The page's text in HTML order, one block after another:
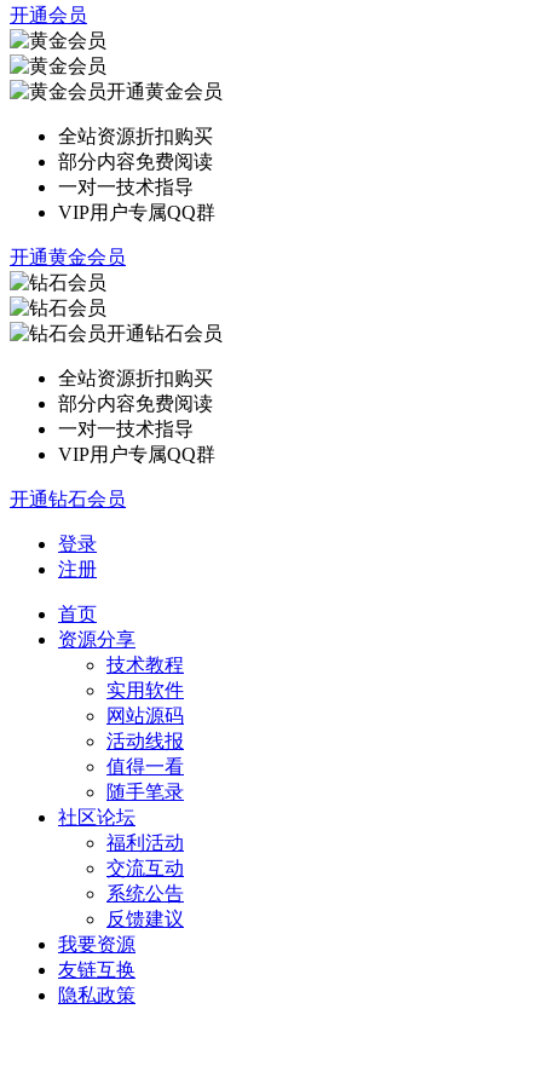
开通会员
开通黄金会员
全站资源折扣购买
部分内容免费阅读
一对一技术指导
VIP用户专属QQ群
开通黄金会员
开通钻石会员
全站资源折扣购买
部分内容免费阅读
一对一技术指导
VIP用户专属QQ群
开通钻石会员
登录
注册
首页
资源分享
技术教程
实用软件
网站源码
活动线报
值得一看
随手笔录
社区论坛
福利活动
交流互动
系统公告
反馈建议
我要资源
友链互换
隐私政策